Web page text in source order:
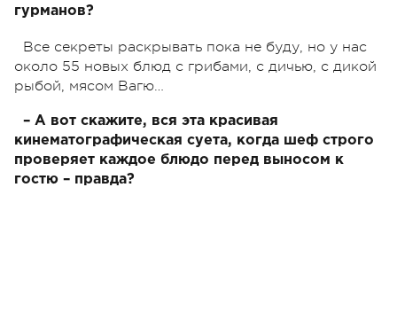
гурманов?
Все секреты раскрывать пока не буду, но у нас
около 55 новых блюд с грибами, с дичью, с дикой
рыбой, мясом Вагю…
– А вот скажите, вся эта красивая
кинематографическая суета, когда шеф строго
проверяет каждое блюдо перед выносом к
гостю – правда?